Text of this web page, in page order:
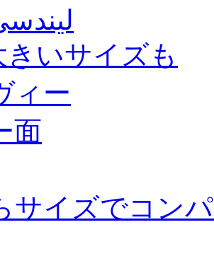
いサイズも
ィー
面
サイズでコン